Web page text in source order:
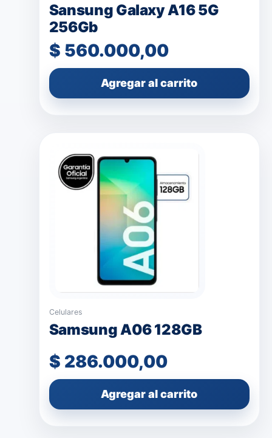
Sansung Galaxy A16 5G
256Gb
$ 560.000,00
Agregar al carrito
Celulares
Samsung A06 128GB
$ 286.000,00
Agregar al carrito